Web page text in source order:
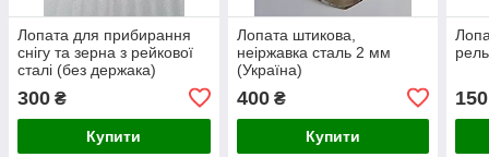
Лопата для прибирання
снігу та зерна з рейкової
сталі (без держака)
300 ₴
Купити
Лопата штикова,
неіржавка сталь 2 мм
(Україна)
400₴
Купити
150